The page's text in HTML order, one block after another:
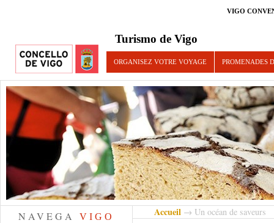
VIGO
Turismo de Vigo
ORGANISEZ VOTRE VOYAGE PROMENADES
NAVEGA VIGO Accueil → Un océan de saveurs